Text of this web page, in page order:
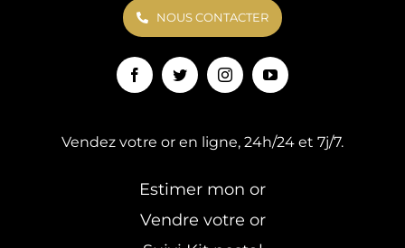
NOUS CONTACTER
Vendez votre or en ligne, 24h/24 et 7j/7.
Estimer mon or
Vendre votre or